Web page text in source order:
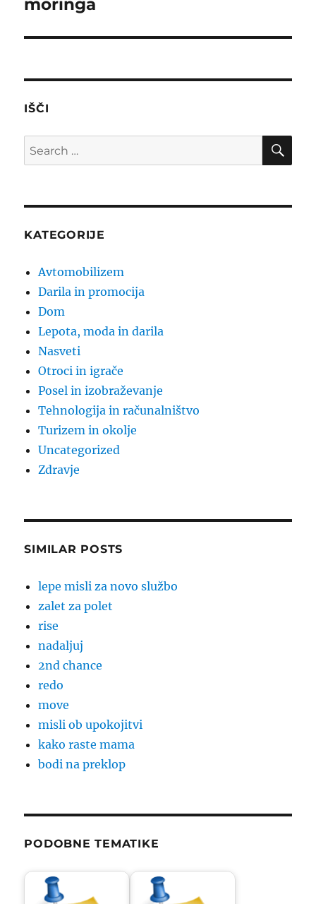
Next
moringa
IŠČI
Search
for:
KATEGORIJE
Avtomobilizem
Darila in promocija
Dom
Lepota, moda in darila
Nasveti
Otroci in igrače
Posel in izobraževanje
Tehnologija in računalništvo
Turizem in okolje
Uncategorized
Zdravje
SIMILAR POSTS
lepe misli za novo službo
zalet za polet
rise
nadaljuj
2nd chance
redo
move
misli ob upokojitvi
kako raste mama
bodi na preklop
PODOBNE TEMATIKE